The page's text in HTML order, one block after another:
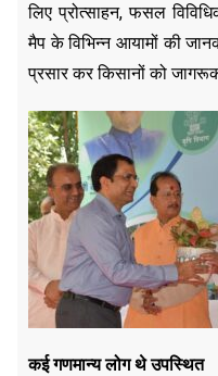
लिए प्रोत्साहन, फसल
मैप के विभिन्न आयामों की
प्रसार कर किसानों को
कई गणमान्य लोग थे उपस्थित